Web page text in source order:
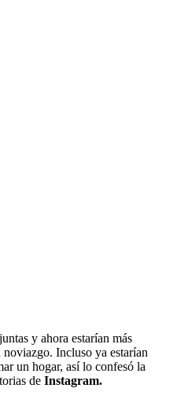
y ahora estarían más
noviazgo. Incluso ya estarían
un hogar, así lo confesó la
de Instagram.